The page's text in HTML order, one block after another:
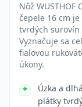
Nôž WÜSTHOF
čepele 16 cm
tvrdých surovín
Vyznačuje sa
fialovou
úkony.
Úzka a
plátky